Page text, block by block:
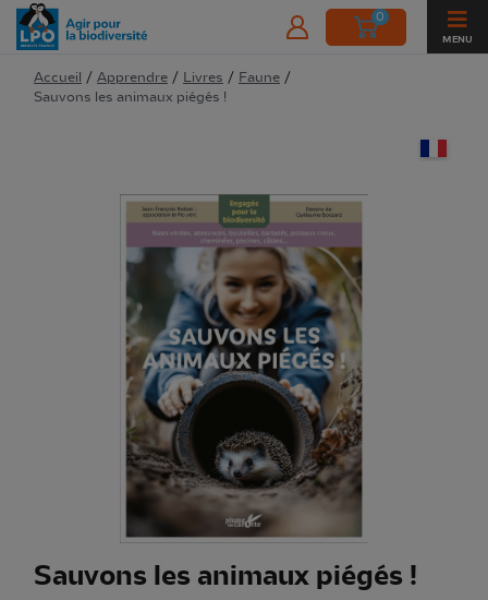
0
MENU
Accueil / Apprendre / Livres / Faune /
Sauvons les animaux piégés !
Sauvons les animaux piégés !